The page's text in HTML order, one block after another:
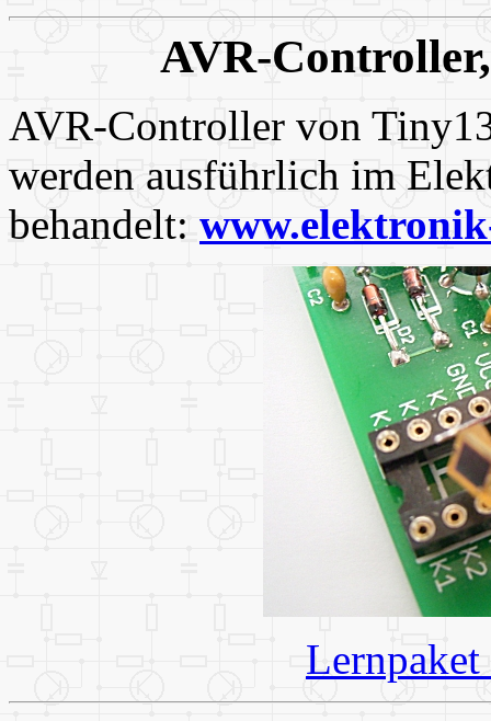
AVR-
AVR-Controller von
werden ausführlich im
behandelt: